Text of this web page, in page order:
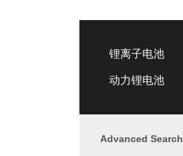
锂离子电池
动力锂电池
Advanced Search